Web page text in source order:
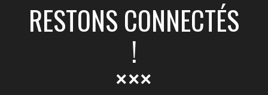
RESTONS CONNECTÉS
!